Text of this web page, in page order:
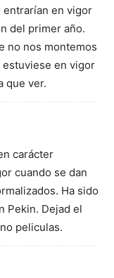
entrarían en vigor
del primer año.
no nos montemos
estuviese en vigor
que ver.
carácter
cuando se dan
Ha sido
Pekin. Dejad el
peliculas.